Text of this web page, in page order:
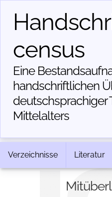
census
Eine
handschriftlichen
deutschsprachiger
Mittelalters
Verzeichnisse Literatur